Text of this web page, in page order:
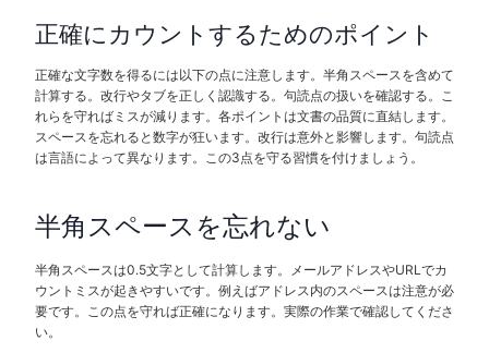
正確にカウントするためのポイント
正確な文字数を得るには以下の点に注意します。半角スペースを含めて
計算する。改行やタブを正しく認識する。句読点の扱いを確認する。こ
れらを守ればミスが減ります。各ポイントは文書の品質に直結します。
スペースを忘れると数字が狂います。改行は意外と影響します。句読点
は言語によって異なります。この3点を守る習慣を付けましょう。
半角スペースを忘れない
半角スペースは0.5文字として計算します。メールアドレスやURLでカ
ウントミスが起きやすいです。例えばアドレス内のスペースは注意が必
要です。この点を守れば正確になります。実際の作業で確認してくださ
い。